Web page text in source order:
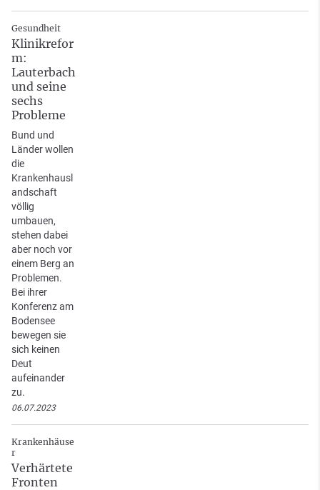
Gesundheit
Klinikrefor
m:
Lauterbach
und seine
sechs
Probleme
Bund und
Länder wollen
die
Krankenhausl
andschaft
völlig
umbauen,
stehen dabei
aber noch vor
einem Berg an
Problemen.
Bei ihrer
Konferenz am
Bodensee
bewegen sie
sich keinen
Deut
aufeinander
zu.
06.07.2023
Krankenhäuse
r
Verhärtete
Fronten